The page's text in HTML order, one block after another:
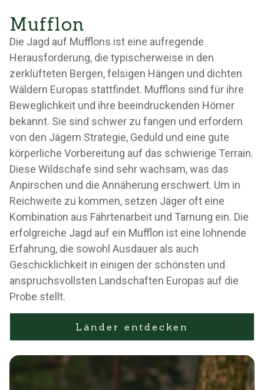
Mufflon
Die Jagd auf Mufflons ist eine aufregende
Herausforderung, die typischerweise in den
zerklüfteten Bergen, felsigen Hängen und dichten
Wäldern Europas stattfindet. Mufflons sind für ihre
Beweglichkeit und ihre beeindruckenden Hörner
bekannt. Sie sind schwer zu fangen und erfordern
von den Jägern Strategie, Geduld und eine gute
körperliche Vorbereitung auf das schwierige Terrain.
Diese Wildschafe sind sehr wachsam, was das
Anpirschen und die Annäherung erschwert. Um in
Reichweite zu kommen, setzen Jäger oft eine
Kombination aus Fährtenarbeit und Tarnung ein. Die
erfolgreiche Jagd auf ein Mufflon ist eine lohnende
Erfahrung, die sowohl Ausdauer als auch
Geschicklichkeit in einigen der schönsten und
anspruchsvollsten Landschaften Europas auf die
Probe stellt.
Länder entdecken